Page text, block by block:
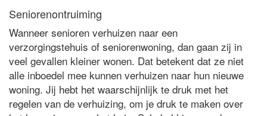
Seniorenontruiming
Wanneer senioren verhuizen naar een
verzorgingstehuis of seniorenwoning, dan gaan zij in
veel gevallen kleiner wonen. Dat betekent dat ze niet
alle inboedel mee kunnen verhuizen naar hun nieuwe
woning. Jij hebt het waarschijnlijk te druk met het
regelen van de verhuizing, om je druk te maken over